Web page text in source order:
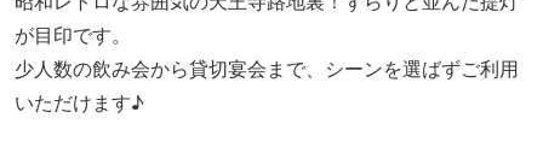
が目印です。
少人数の飲み会から貸切宴会まで、シーンを選ばずご利用
いただけます♪